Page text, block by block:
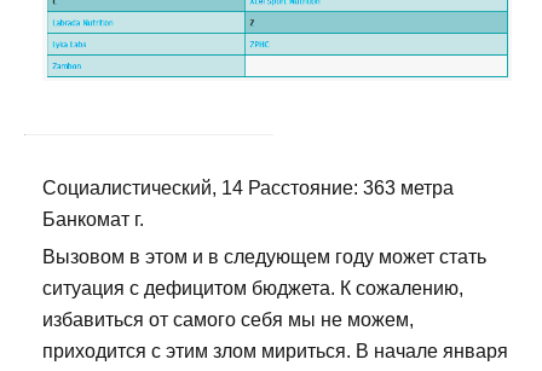
Социалистический, 14 Расстояние: 363 метра
Банкомат г.
Вызовом в этом и в следующем году может стать
ситуация с дефицитом бюджета. К сожалению,
избавиться от самого себя мы не можем,
приходится с этим злом мириться. В начале января